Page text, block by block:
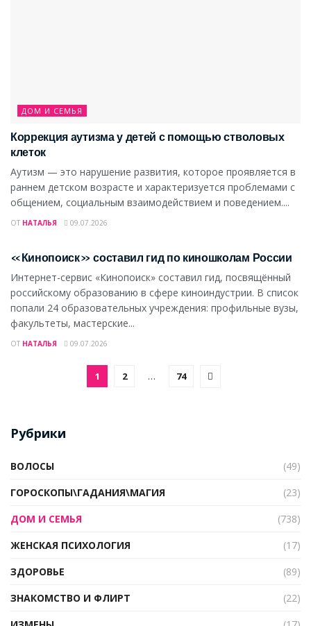
ДОМ И СЕМЬЯ
Коррекция аутизма у детей с помощью стволовых
клеток
Аутизм — это нарушение развития, которое проявляется в
раннем детском возрасте и характеризуется проблемами с
общением, социальным взаимодействием и поведением....
ОТ НАТАЛЬЯ 09.07.2026
«Кинопоиск» составил гид по киношколам России
Интернет-сервис «Кинопоиск» составил гид, посвящённый
российскому образованию в сфере киноиндустрии. В список
попали 24 образовательных учреждения: профильные вузы,
факультеты, мастерские...
ОТ НАТАЛЬЯ 09.07.2026
1 2 … 74
Рубрики
ВОЛОСЫ
(49)
ГОРОСКОПЫ\ГАДАНИЯ\МАГИЯ
(23)
ДОМ И СЕМЬЯ
(738)
ЖЕНСКАЯ ПСИХОЛОГИЯ
(17)
ЗДОРОВЬЕ
(89)
ЗНАКОМСТВО И ФЛИРТ
(22)